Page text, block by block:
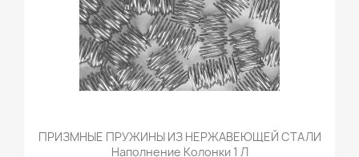
ПРИЗМНЫЕ ПРУЖИНЫ ИЗ НЕРЖАВЕЮЩЕЙ СТАЛИ
Наполнение Колонки 1 Л